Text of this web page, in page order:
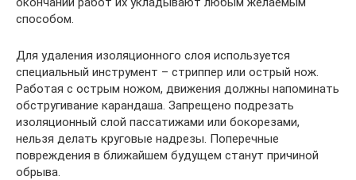
способом.
Для удаления изоляционного слоя используется
специальный инструмент – стриппер или острый нож.
Работая с острым ножом, движения должны напоминать
обстругивание карандаша. Запрещено подрезать
изоляционный слой пассатижами или бокорезами,
нельзя делать круговые надрезы. Поперечные
повреждения в ближайшем будущем станут причиной
обрыва.